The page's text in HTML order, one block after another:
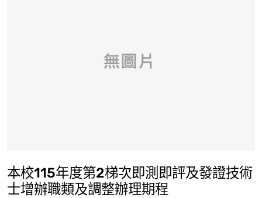
本校115年度第2梯次即測即評及發證技術
士增辦職類及調整辦理期程